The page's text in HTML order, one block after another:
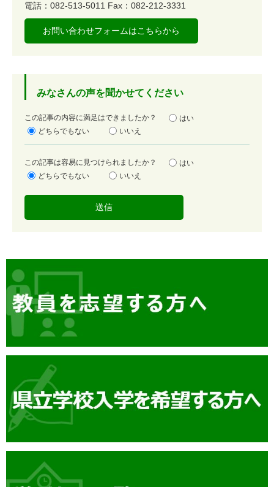
電話：082-513-5011 Fax：082-212-3331
お問い合わせフォームはこちらから
みなさんの声を聞かせてください
満
足
この記事の内容に満足はできましたか？
はい
どちらでもない
いいえ
容
易
この記事は容易に見つけられましたか？
はい
どちらでもない
いいえ